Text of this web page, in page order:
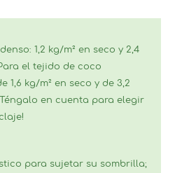
1,2 kg/m² en seco y 2,4
el tejido de coco
1,6 kg/m² en seco y de 3,2
en cuenta para elegir
para sujetar su sombrilla;